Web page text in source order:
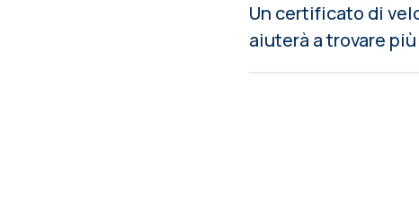
Un certificato di
aiuterà a trovare